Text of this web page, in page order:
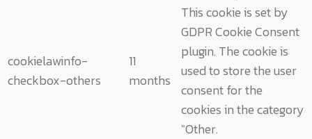
cookielawinfo-
checkbox-others
11
months
This cookie is set by
GDPR Cookie Consent
plugin. The cookie is
used to store the user
consent for the
cookies in the category
"Other.